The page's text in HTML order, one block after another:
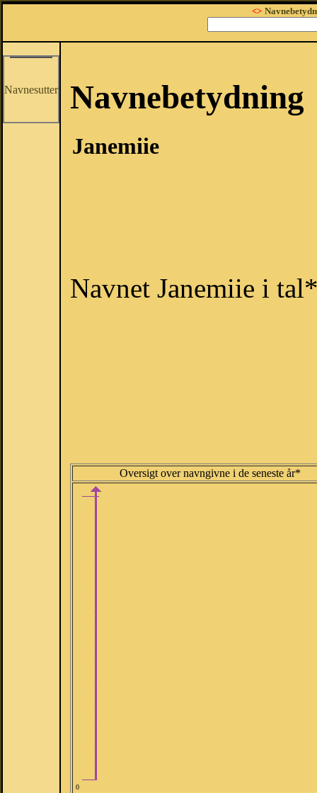
<>
Navnesutter Navnebetydning
Janemiie
Navnet Janemiie i
Oversigt over navngivne i de seneste år*
0